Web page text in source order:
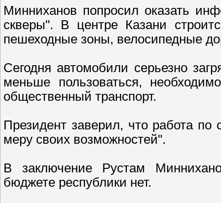
Минниханов попросил оказать
скверы". В центре Казани
пешеходные зоны, велосипедные
Сегодня автомобили серьезно
меньше пользоваться,
общественный транспорт.
Президент заверил, что работа по
меру своих возможностей".
В заключение Рустам
бюджете республики нет.